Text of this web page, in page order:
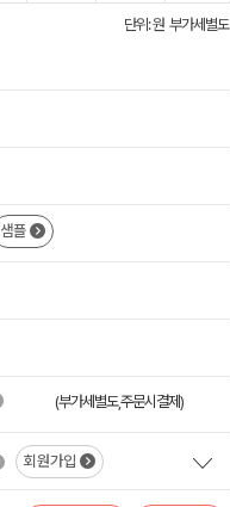
단위: 원 부가세별도
샘플
(부가세별도,주문시결제)
회원가입